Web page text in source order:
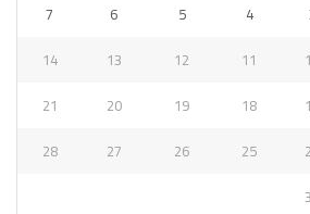
4
5
6
7
11
12
13
14
18
19
20
21
25
26
27
28